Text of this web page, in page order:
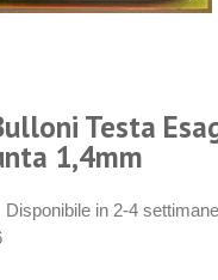
Testa
1,4mm
Disponibile in 2-4 settimane